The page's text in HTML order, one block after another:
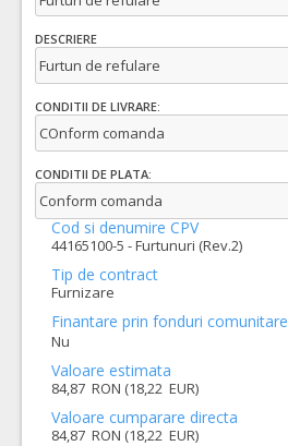
DESCRIERE
Furtun de refulare
CONDITII DE LIVRARE:
COnform comanda
CONDITII DE PLATA:
Conform comanda
Cod si denumire CPV
44165100-5 - Furtunuri (Rev.2)
Tip de contract
Furnizare
Finantare prin fonduri comunitare
Nu
Valoare estimata
84,87 RON (18,22 EUR)
Valoare cumparare directa
84,87 RON (18,22 EUR)